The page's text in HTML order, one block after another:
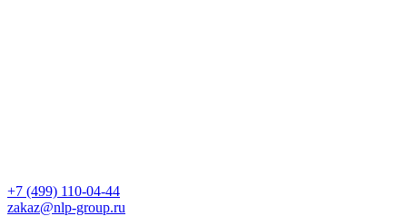
+7 (499) 110-04-44
zakaz@nlp-group.ru